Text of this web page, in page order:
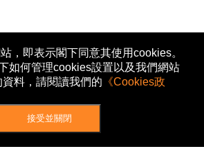
，即表示閣下同意其使用cookies。
如何管理cookies設置以及我們網站
料，請閱讀我們的 《Cookies政
接受並關閉